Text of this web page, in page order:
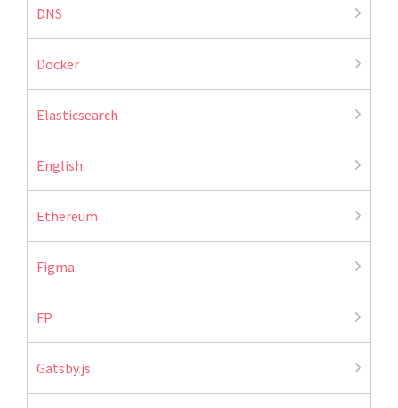
DNS
Docker
Elasticsearch
English
Ethereum
Figma
FP
Gatsby.js